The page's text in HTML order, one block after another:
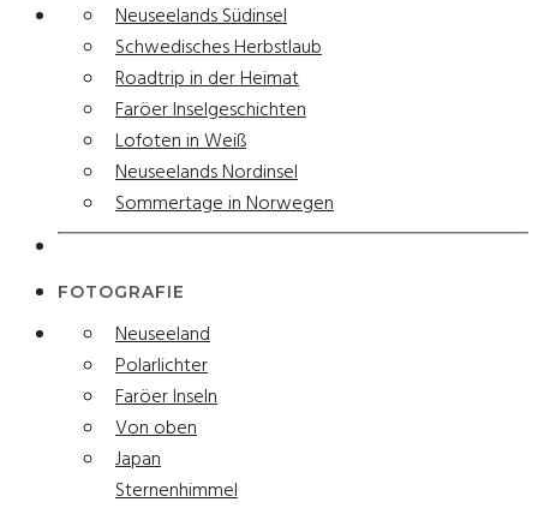
Neuseelands Südinsel
Schwedisches Herbstlaub
Roadtrip in der Heimat
Faröer Inselgeschichten
Lofoten in Weiß
Neuseelands Nordinsel
Sommertage in Norwegen
FOTOGRAFIE
Neuseeland
Polarlichter
Faröer Inseln
Von oben
Japan
Sternenhimmel